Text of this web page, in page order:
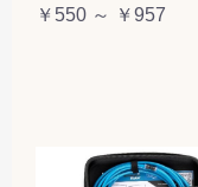
￥550 ～ ￥957